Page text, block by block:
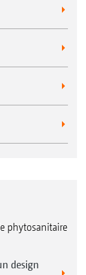
phytosanitaire
design